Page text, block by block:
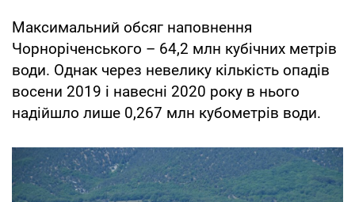
Максимальний обсяг наповнення
Чорноріченського – 64,2 млн кубічних метрів
води. Однак через невелику кількість опадів
восени 2019 і навесні 2020 року в нього
надійшло лише 0,267 млн кубометрів води.